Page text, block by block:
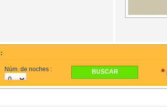
Núm. de noches : *